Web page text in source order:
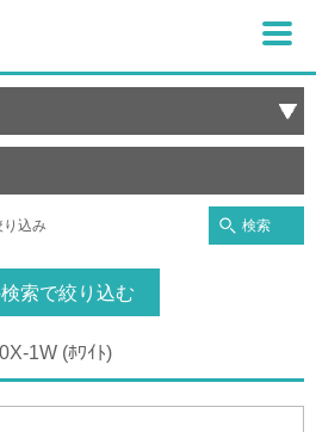
り込み 検索
索で絞り込む
1W (ﾎﾜｲﾄ)